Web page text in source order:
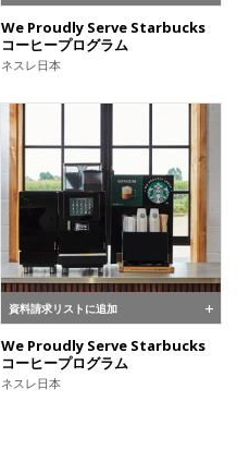
We Proudly Serve Starbucks
コーヒープログラム
ネスレ日本
資料請求リストに追加
We Proudly Serve Starbucks
コーヒープログラム
ネスレ日本